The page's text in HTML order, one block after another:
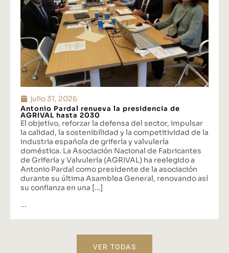
julio 31, 2026
Antonio Pardal renueva la presidencia de
AGRIVAL hasta 2030
El objetivo, reforzar la defensa del sector, impulsar
la calidad, la sostenibilidad y la competitividad de la
industria española de grifería y valvulería
doméstica. La Asociación Nacional de Fabricantes
de Grifería y Valvulería (AGRIVAL) ha reelegido a
Antonio Pardal como presidente de la asociación
durante su última Asamblea General, renovando así
su confianza en una […]
...
VER TODAS